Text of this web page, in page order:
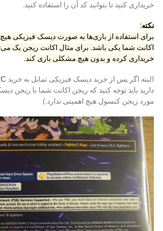
خریداری کنید تا بتوانید کد آن را استفاده کنید.
نکته:
برای استفاده از بازی‌ها به صورت دیسک فیزیکی
اکانت شما یکی باشد. برای مثال اکانت ریجن یک
خریداری کرده و بدون هیچ مشکلی بازی کند.
البته اگر پس از خرید دیسک فیزیکی تمایل به خرید
دارید باید توجه کنید که ریجن اکانت شما با ریجن
مورد ریجن کنسول هیچ اهمیتی ندارد.)